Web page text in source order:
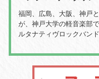
福岡、広島、大阪、神戸
が、神戸大学の軽音楽部
ルタナティヴロックバンド